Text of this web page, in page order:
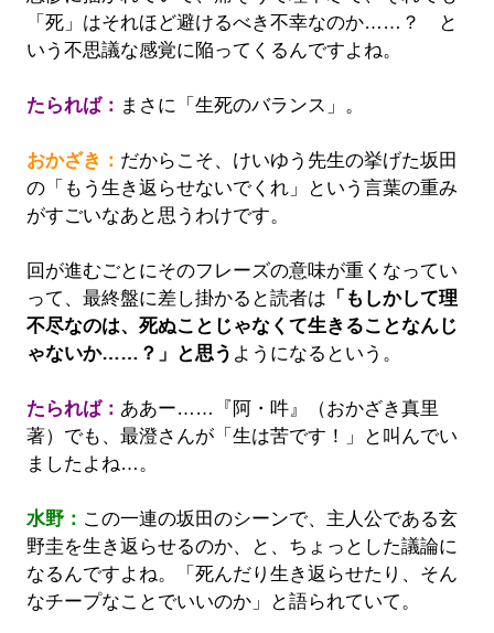
「死」はそれほど避けるべき不幸なのか……？ と
いう不思議な感覚に陥ってくるんですよね。
たられば： まさに「生死のバランス」。
おかざき： だからこそ、けいゆう先生の挙げた坂田
の「もう生き返らせないでくれ」という言葉の重み
がすごいなあと思うわけです。
回が進むごとにそのフレーズの意味が重くなってい
って、最終盤に差し掛かると読者は 「もしかして理
不尽なのは、死ぬことじゃなくて生きることなんじ
ゃないか……？」と思う ようになるという。
たられば： ああー……『阿・吽』（おかざき真里
著）でも、最澄さんが「生は苦です！」と叫んでい
ましたよね…。
水野： この一連の坂田のシーンで、主人公である玄
野圭を生き返らせるのか、と、ちょっとした議論に
なるんですよね。「死んだり生き返らせたり、そん
なチープなことでいいのか」と語られていて。